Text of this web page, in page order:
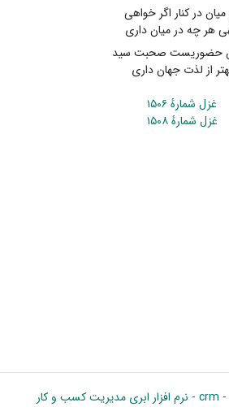
در کنار اگر خواهی
هر چه در میان داری
صحبت سید
از لذت جهان داری
غزل شمارهٔ ۱۵۰۶
غزل شمارهٔ ۱۵۰۸
- crm - نرم افزار ابری مدیریت کسب و کار